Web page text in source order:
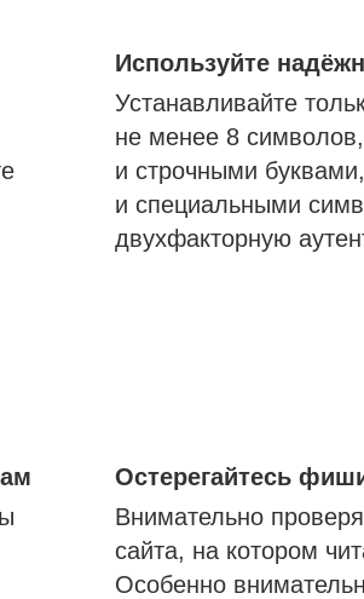
Используйте
Устанавливайте
не менее 8
и строчными
и специальными
двухфакторную
Остерегайтесь
Внимательно
сайта, на котором
Особенно